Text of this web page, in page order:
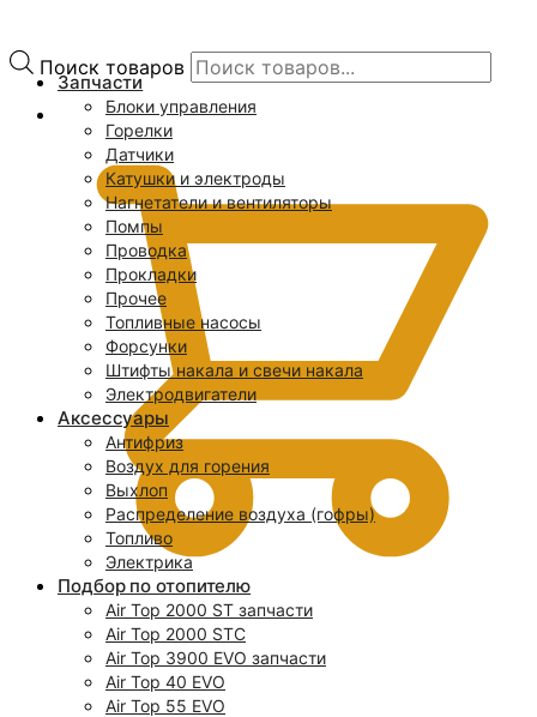
Поиск товаров
Запчасти
Блоки управления
Горелки
Датчики
Катушки и электроды
Нагнетатели и вентиляторы
Помпы
Проводка
Прокладки
Прочее
Топливные насосы
Форсунки
Штифты накала и свечи накала
Электродвигатели
Аксессуары
Антифриз
Воздух для горения
Выхлоп
Распределение воздуха (гофры)
Топливо
Электрика
Подбор по отопителю
Air Top 2000 ST запчасти
Air Top 2000 STC
Air Top 3900 EVO запчасти
Air Top 40 EVO
Air Top 55 EVO